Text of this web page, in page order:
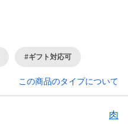
#ギフト対応可
この商品のタイプについて
肉